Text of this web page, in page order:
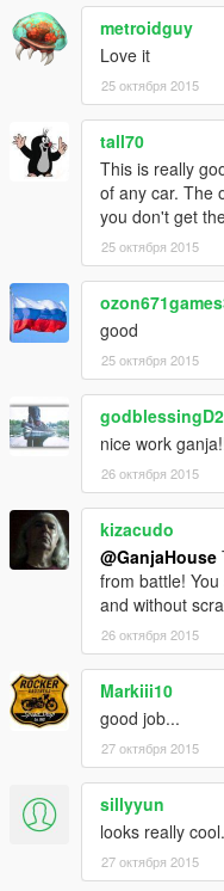
metroidguy
Love it
25 октября 2015
tall70
This is really
of any car. The
you don't get
25 октября 2015
good
25 октября 2015
nice work
26 октября 2015
kizacudo
@GanjaHouse
from battle!
and without
26 октября 2015
Markiii10
good job...
27 октября 2015
sillyyun
looks really cool.
27 октября 2015